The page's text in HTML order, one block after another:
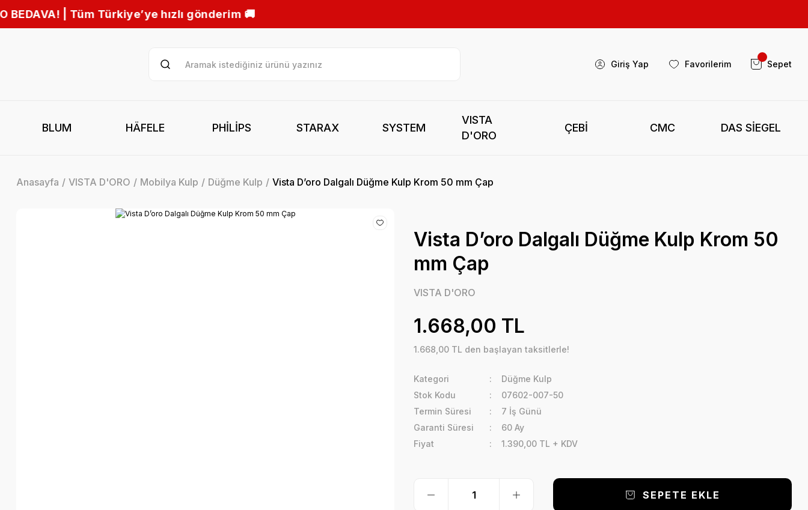
hızlı gönderim 🚚
Giriş Yap Favorilerim Sepet
BLUM HÄFELE PHİLİPS STARAX SYSTEM
VISTA
D'ORO
ÇEBİ CMC DAS SİEGEL
Anasayfa VISTA D'ORO Mobilya Kulp Düğme Kulp Vista D’oro Dalgalı Düğme Kulp Krom 50 mm Çap
Vista D’oro Dalgalı Düğme Kulp Krom 50
mm Çap
VISTA D'ORO
1.668,00 TL
1.668,00 TL den başlayan taksitlerle!
Kategori
Düğme Kulp
Stok Kodu
07602-007-50
Termin Süresi
7 İş Günü
Garanti Süresi
60 Ay
Fiyat
1.390,00 TL + KDV
SEPETE EKLE